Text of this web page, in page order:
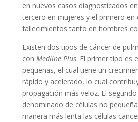
en nuevos casos diagnosticados
tercero en mujeres y el primero en
fallecimientos tanto en hombres
Existen dos tipos de cáncer de
con Medline Plus. El primer tipo es
pequeñas, el cual tiene un
rápido y acelerado, lo cual
propagación más veloz. El
denominado de células no
manera más lenta las células